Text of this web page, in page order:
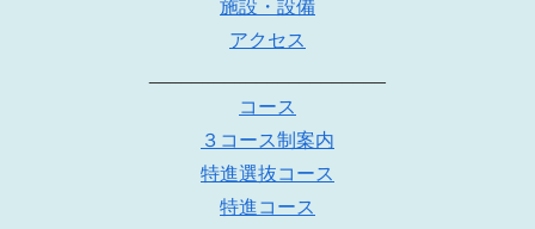
施設・設備
アクセス
コース
３コース制案内
特進選抜コース
特進コース